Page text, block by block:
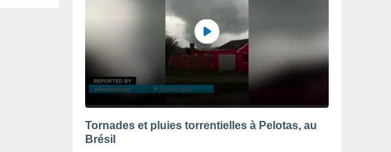
Tornades et pluies torrentielles à Pelotas, au
Brésil